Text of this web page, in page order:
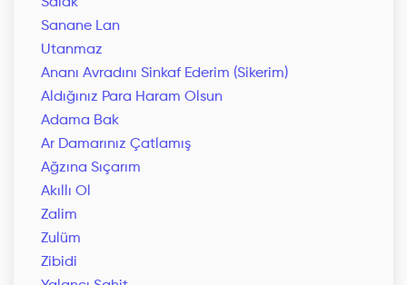
Sanane Lan
Utanmaz
Ananı Avradını Sinkaf Ederim (Sikerim)
Aldığınız Para Haram Olsun
Adama Bak
Ar Damarınız Çatlamış
Ağzına Sıçarım
Akıllı Ol
Zalim
Zulüm
Zibidi